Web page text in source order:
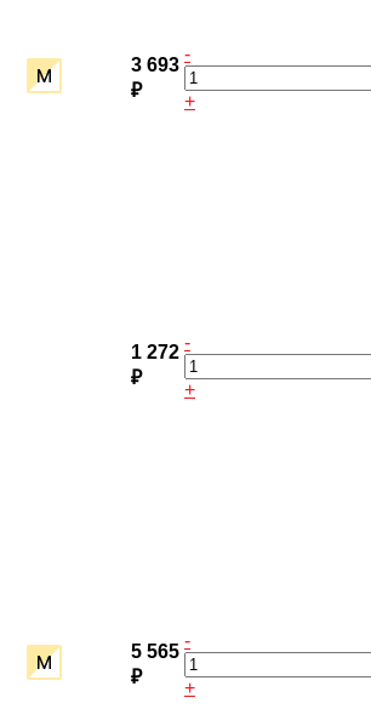
3 693
₽
-
+
1 272
₽
-
+
5 565
₽
-
+